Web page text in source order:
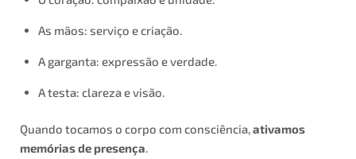
As mãos: serviço e criação.
A garganta: expressão e verdade.
A testa: clareza e visão.
Quando tocamos o corpo com consciência,ativamos
memórias de presença.